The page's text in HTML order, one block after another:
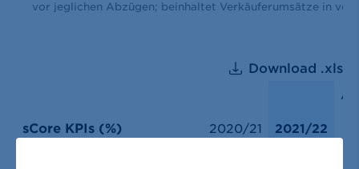
vor jeglichen Abzügen; beinhaltet Verkäuferumsätze in
Download .xls
sCore KPIs (%) 2020/21 2021/22